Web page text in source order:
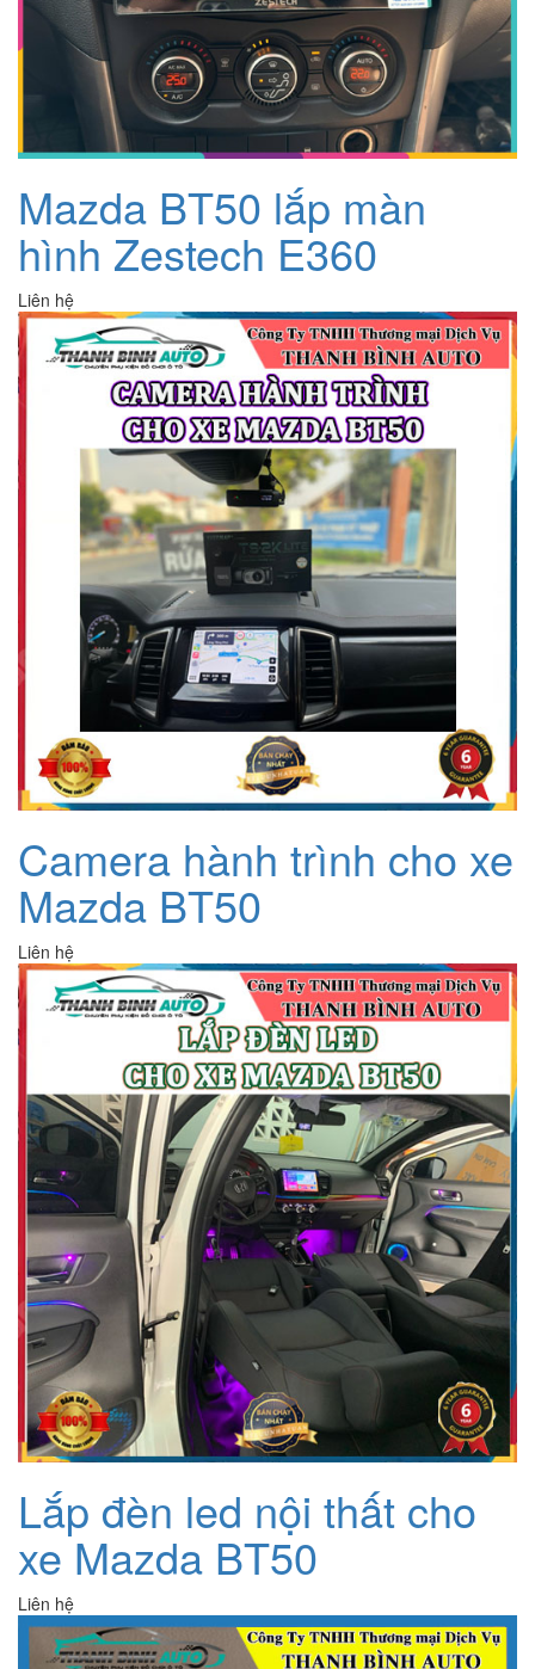
Mazda BT50 lắp màn
hình Zestech E360
Liên hệ
Camera hành trình cho xe
Mazda BT50
Liên hệ
Lắp đèn led nội thất cho
xe Mazda BT50
Liên hệ